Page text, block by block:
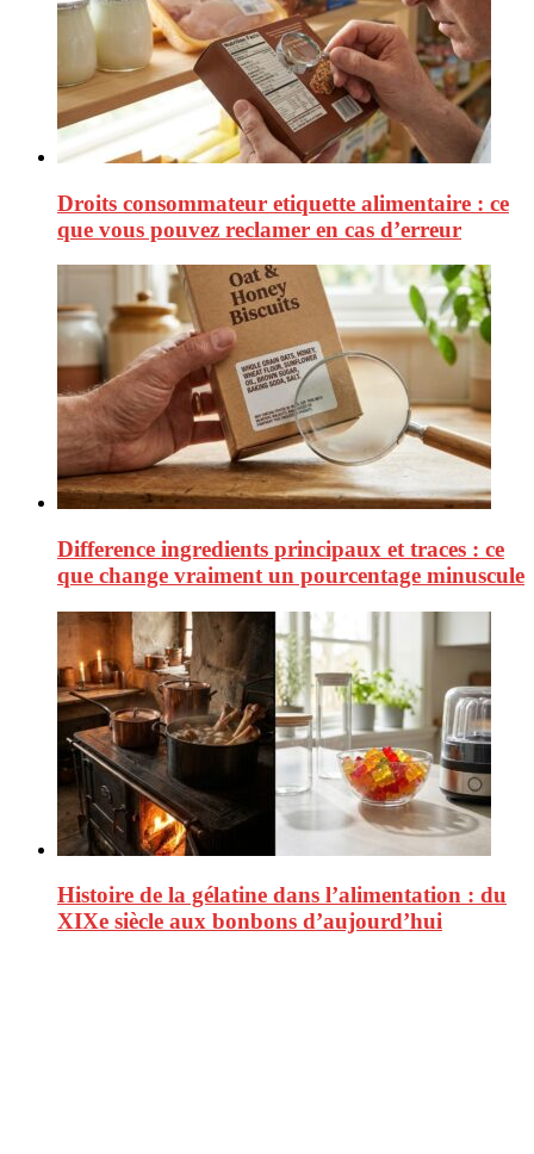
Droits consommateur etiquette alimentaire : ce
que vous pouvez reclamer en cas d’erreur
Difference ingredients principaux et traces : ce
que change vraiment un pourcentage minuscule
Histoire de la gélatine dans l’alimentation : du
XIXe siècle aux bonbons d’aujourd’hui